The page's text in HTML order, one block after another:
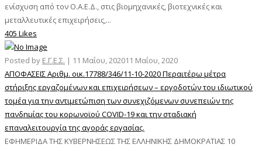
ενίσχυση από τον Ο.Α.Ε.Δ., στις βιομηχανικές, βιοτεχνικές και
μεταλλευτικές επιχειρήσεις,...
405 Likes
Posted by Ε.Γ.Ε.Σ. | 11 Μαΐου, 202011 Μαΐου, 2020
ΑΠΟΦΑΣΕΙΣ Αριθμ. οικ.17788/346/11-10-2020 Περαιτέρω μέτρα
στήριξης εργαζομένων και επιχειρήσεων – εργοδοτών του ιδιωτικού
τομέα για την αντιμετώπιση των συνεχιζόμενων συνεπειών της
πανδημίας του κορωνοϊού COVID-19 και την σταδιακή
επαναλειτουργία της αγοράς εργασίας.
ΕΦΗΜΕΡΙΔΑ ΤΗΣ ΚΥΒΕΡΝΗΣΕΩΣ ΤΗΣ ΕΛΛΗΝΙΚΗΣ ΔΗΜΟΚΡΑΤΙΑΣ 10